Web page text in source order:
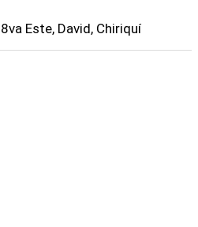
Este, David, Chiriquí